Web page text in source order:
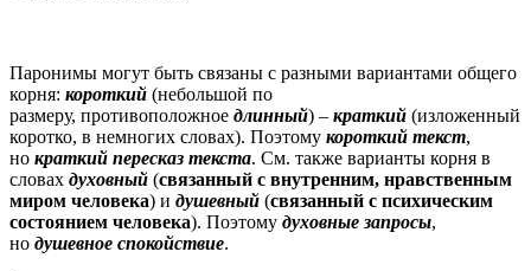
Паронимы могут быть связаны с разными вариантами общего
корня: короткий (небольшой по
размеру, противоположное длинный) – краткий (изложенный
коротко, в немногих словах). Поэтому короткий текст,
но краткий пересказ текста. См. также варианты корня в
словах духовный (связанный с внутренним, нравственным
миром человека) и душевный (связанный с психическим
состоянием человека). Поэтому духовные запросы,
но душевное спокойствие.